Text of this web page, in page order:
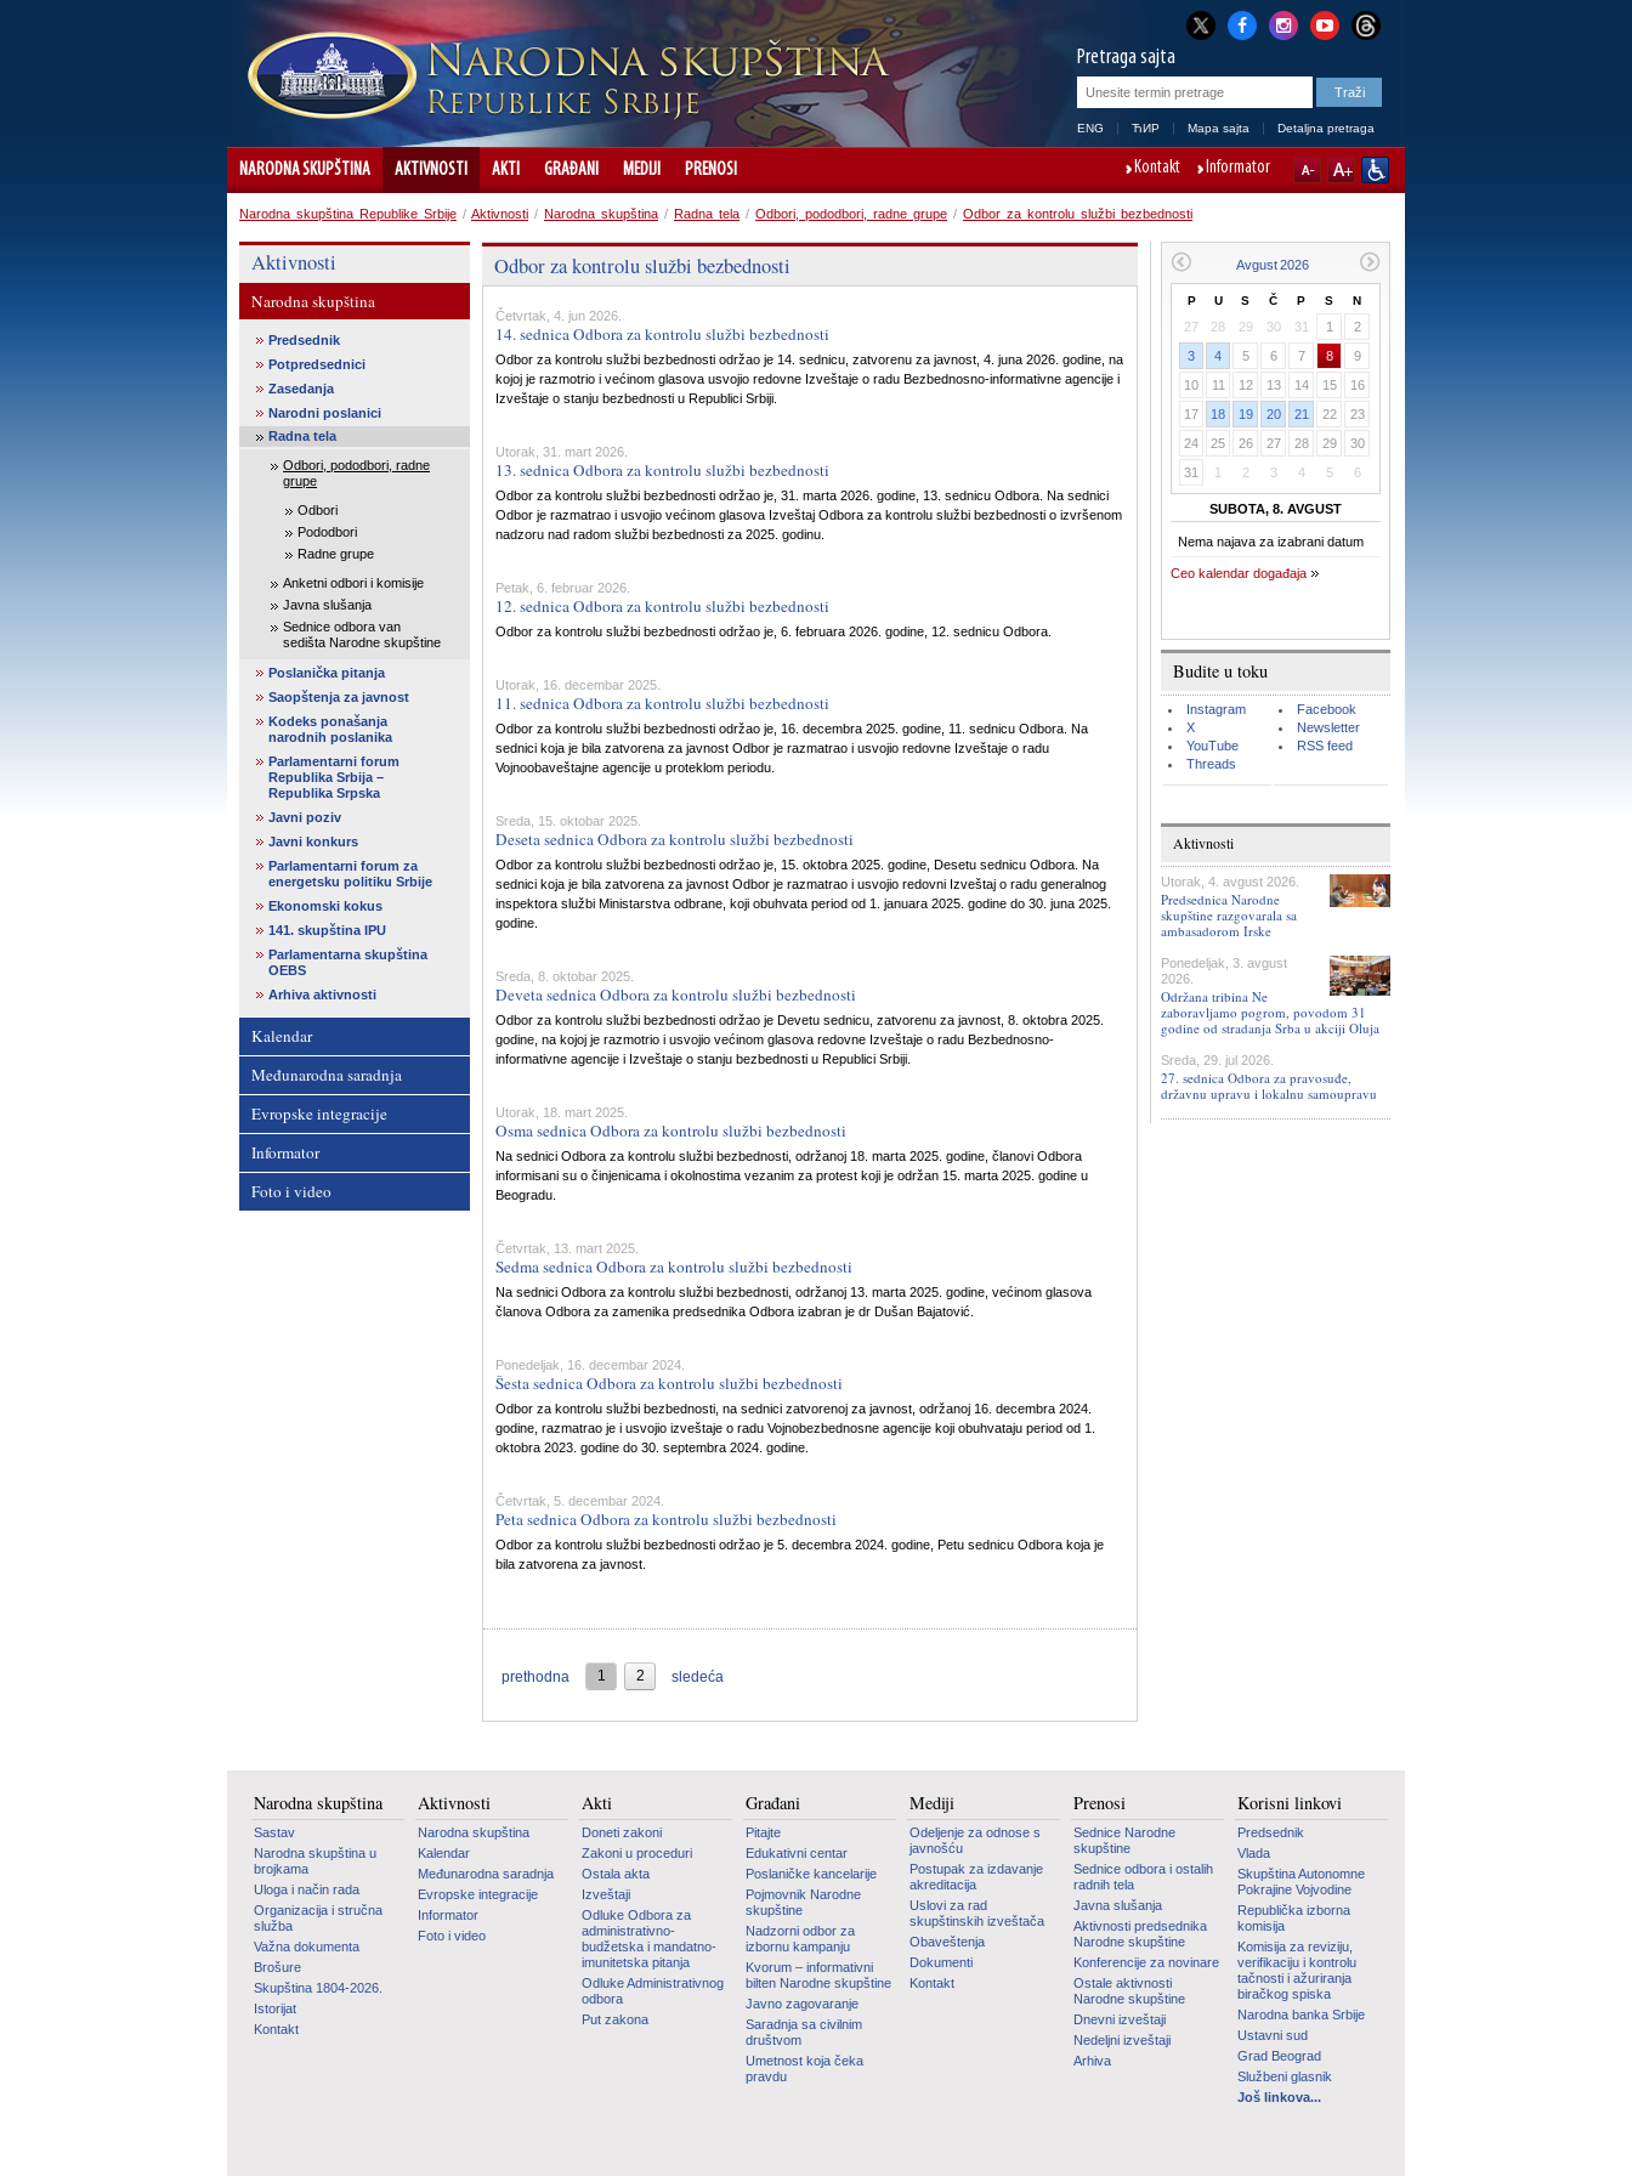
Pretraga sajta
ENG ЋИР Mapa sajta Detaljna pretraga
NARODNA SKUPŠTINA AKTIVNOSTI AKTI GRAĐANI MEDIJI PRENOSI Kontakt Informator
Narodna skupština Republike Srbije / Aktivnosti / Narodna skupština / Radna tela / Odbori, pododbori, radne grupe / Odbor za kontrolu službi bezbednosti
Aktivnosti
Narodna skupština
Predsednik
Potpredsednici
Zasedanja
Narodni poslanici
Radna tela
Odbori, pododbori, radne
grupe
Odbori
Pododbori
Radne grupe
Anketni odbori i komisije
Javna slušanja
Sednice odbora van
sedišta Narodne skupštine
Poslanička pitanja
Saopštenja za javnost
Kodeks ponašanja
narodnih poslanika
Parlamentarni forum
Republika Srbija –
Republika Srpska
Javni poziv
Javni konkurs
Parlamentarni forum za
energetsku politiku Srbije
Ekonomski kokus
141. skupština IPU
Parlamentarna skupština
OEBS
Arhiva aktivnosti
Kalendar
Međunarodna saradnja
Evropske integracije
Informator
Foto i video
Odbor za kontrolu službi bezbednosti
Četvrtak, 4. jun 2026.
14. sednica Odbora za kontrolu službi bezbednosti
Odbor za kontrolu službi bezbednosti održao je 14. sednicu, zatvorenu za javnost, 4. juna 2026. godine, na
kojoj je razmotrio i većinom glasova usvojio redovne Izveštaje o radu Bezbednosno-informativne agencije i
Izveštaje o stanju bezbednosti u Republici Srbiji.
Utorak, 31. mart 2026.
13. sednica Odbora za kontrolu službi bezbednosti
Odbor za kontrolu službi bezbednosti održao je, 31. marta 2026. godine, 13. sednicu Odbora. Na sednici
Odbor je razmatrao i usvojio većinom glasova Izveštaj Odbora za kontrolu službi bezbednosti o izvršenom
nadzoru nad radom službi bezbednosti za 2025. godinu.
Petak, 6. februar 2026.
12. sednica Odbora za kontrolu službi bezbednosti
Odbor za kontrolu službi bezbednosti održao je, 6. februara 2026. godine, 12. sednicu Odbora.
Utorak, 16. decembar 2025.
11. sednica Odbora za kontrolu službi bezbednosti
Odbor za kontrolu službi bezbednosti održao je, 16. decembra 2025. godine, 11. sednicu Odbora. Na
sednici koja je bila zatvorena za javnost Odbor je razmatrao i usvojio redovne Izveštaje o radu
Vojnoobaveštajne agencije u proteklom periodu.
Sreda, 15. oktobar 2025.
Deseta sednica Odbora za kontrolu službi bezbednosti
Odbor za kontrolu službi bezbednosti održao je, 15. oktobra 2025. godine, Desetu sednicu Odbora. Na
sednici koja je bila zatvorena za javnost Odbor je razmatrao i usvojio redovni Izveštaj o radu generalnog
inspektora službi Ministarstva odbrane, koji obuhvata period od 1. januara 2025. godine do 30. juna 2025.
godine.
Sreda, 8. oktobar 2025.
Deveta sednica Odbora za kontrolu službi bezbednosti
Odbor za kontrolu službi bezbednosti održao je Devetu sednicu, zatvorenu za javnost, 8. oktobra 2025.
godine, na kojoj je razmotrio i usvojio većinom glasova redovne Izveštaje o radu Bezbednosno-
informativne agencije i Izveštaje o stanju bezbednosti u Republici Srbiji.
Utorak, 18. mart 2025.
Osma sednica Odbora za kontrolu službi bezbednosti
Na sednici Odbora za kontrolu službi bezbednosti, održanoj 18. marta 2025. godine, članovi Odbora
informisani su o činjenicama i okolnostima vezanim za protest koji je održan 15. marta 2025. godine u
Beogradu.
Četvrtak, 13. mart 2025.
Sedma sednica Odbora za kontrolu službi bezbednosti
Na sednici Odbora za kontrolu službi bezbednosti, održanoj 13. marta 2025. godine, većinom glasova
članova Odbora za zamenika predsednika Odbora izabran je dr Dušan Bajatović.
Ponedeljak, 16. decembar 2024.
Šesta sednica Odbora za kontrolu službi bezbednosti
Odbor za kontrolu službi bezbednosti, na sednici zatvorenoj za javnost, održanoj 16. decembra 2024.
godine, razmatrao je i usvojio izveštaje o radu Vojnobezbednosne agencije koji obuhvataju period od 1.
oktobra 2023. godine do 30. septembra 2024. godine.
Četvrtak, 5. decembar 2024.
Peta sednica Odbora za kontrolu službi bezbednosti
Odbor za kontrolu službi bezbednosti održao je 5. decembra 2024. godine, Petu sednicu Odbora koja je
bila zatvorena za javnost.
prethodna 1 2 sledeća
P U S Č P S N
27 28 29 30 31 1
2
3
4 5 6 7 8
9
10
11 12 13 14 15
16
17
18 19 20 21 22
23
24
25 26 27 28 29
30
31
1 2 3 4 5 6
SUBOTA, 8. AVGUST
Nema najava za izabrani datum
Ceo kalendar događaja
Budite u toku
Instagram
X
YouTube
Threads
Facebook
Newsletter
RSS feed
Aktivnosti
Utorak, 4. avgust 2026.
Predsednica Narodne
skupštine razgovarala sa
ambasadorom Irske
Ponedeljak, 3. avgust
2026.
Održana tribina Ne
zaboravljamo pogrom, povodom 31
godine od stradanja Srba u akciji Oluja
Sreda, 29. jul 2026.
27. sednica Odbora za pravosuđe,
državnu upravu i lokalnu samoupravu
Narodna skupština
Sastav
Narodna skupština u
brojkama
Uloga i način rada
Organizacija i stručna
služba
Važna dokumenta
Brošure
Skupština 1804-2026.
Istorijat
Kontakt
Aktivnosti
Narodna skupština
Kalendar
Međunarodna saradnja
Evropske integracije
Informator
Foto i video
Akti
Doneti zakoni
Zakoni u proceduri
Ostala akta
Izveštaji
Odluke Odbora za
administrativno-
budžetska i mandatno-
imunitetska pitanja
Odluke Administrativnog
odbora
Put zakona
Građani
Pitajte
Edukativni centar
Poslaničke kancelarije
Pojmovnik Narodne
skupštine
Nadzorni odbor za
izbornu kampanju
Kvorum – informativni
bilten Narodne skupštine
Javno zagovaranje
Saradnja sa civilnim
društvom
Umetnost koja čeka
pravdu
Mediji
Odeljenje za odnose s
javnošću
Postupak za izdavanje
akreditacija
Uslovi za rad
skupštinskih izveštača
Obaveštenja
Dokumenti
Kontakt
Prenosi
Sednice Narodne
skupštine
Sednice odbora i ostalih
radnih tela
Javna slušanja
Aktivnosti predsednika
Narodne skupštine
Konferencije za novinare
Ostale aktivnosti
Narodne skupštine
Dnevni izveštaji
Nedeljni izveštaji
Arhiva
Korisni linkovi
Predsednik
Vlada
Skupština Autonomne
Pokrajine Vojvodine
Republička izborna
komisija
Komisija za reviziju,
verifikaciju i kontrolu
tačnosti i ažuriranja
biračkog spiska
Narodna banka Srbije
Ustavni sud
Grad Beograd
Službeni glasnik
Još linkova...